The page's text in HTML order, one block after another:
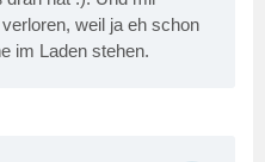
weil ja eh schon
im Laden stehen.